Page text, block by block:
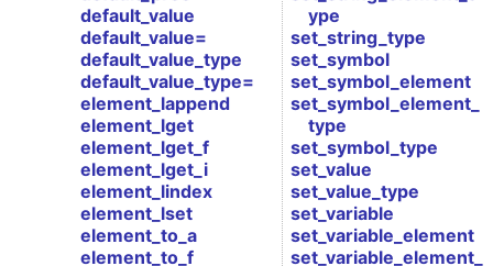
default_value
default_value=
default_value_type
default_value_type=
element_lappend
element_lget
element_lget_f
element_lget_i
element_lindex
element_lset
element_to_a
element_to_f
ype
set_string_type
set_symbol
set_symbol_element
set_symbol_element_
type
set_symbol_type
set_value
set_value_type
set_variable
set_variable_element
set_variable_element_